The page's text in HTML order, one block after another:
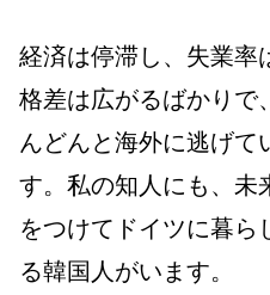
経済は停滞し、失業率
格差は広がるばかりで
んどんと海外に逃げて
す。私の知人にも、未
をつけてドイツに暮ら
る韓国人がいます。